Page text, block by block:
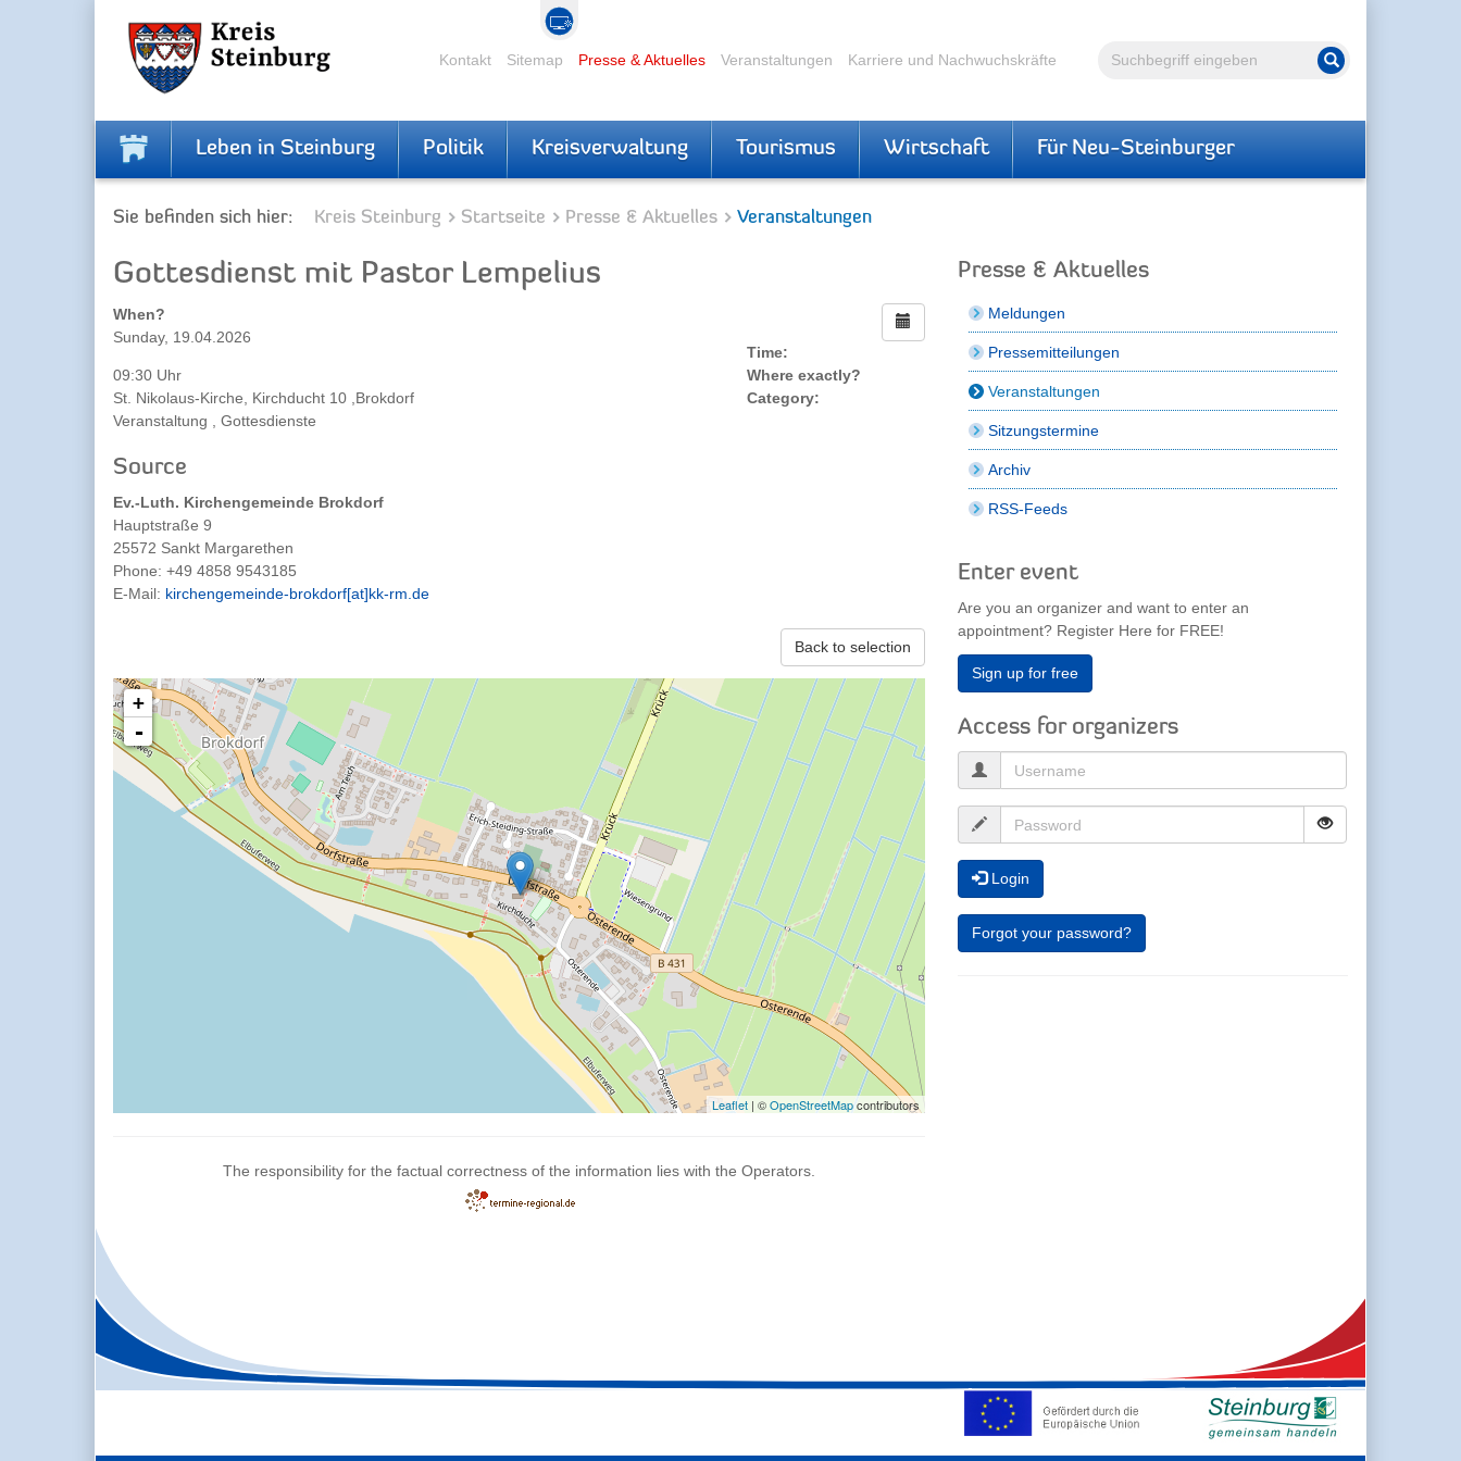
Volltextsuche Suche starten
Kontakt Sitemap Presse & Aktuelles Veranstaltungen Karriere und Nachwuchskräfte
Leben in Steinburg Politik Kreisverwaltung Tourismus Wirtschaft Für Neu-Steinburger
Sie befinden sich hier: Kreis Steinburg Startseite Presse & Aktuelles Veranstaltungen
Gottesdienst mit Pastor Lempelius
When?
Sunday, 19.04.2026
Time:
09:30 Uhr
Where exactly?
St. Nikolaus-Kirche, Kirchducht 10 ,Brokdorf
Category:
Veranstaltung , Gottesdienste
Source
Ev.-Luth. Kirchengemeinde Brokdorf
Hauptstraße 9
25572 Sankt Margarethen
Phone: +49 4858 9543185
E-Mail: kirchengemeinde-brokdorf[at]kk-rm.de
Back to selection
+
-
Leaflet | ©OpenStreetMapcontributors
The responsibility for the factual correctness of the information lies with the Operators.
Presse & Aktuelles
Meldungen
Pressemitteilungen
Veranstaltungen
Sitzungstermine
Archiv
RSS-Feeds
Enter event
Are you an organizer and want to enter an
appointment? Register Here for FREE!
Sign up for free
Access for organizers
Login
Forgot your password?